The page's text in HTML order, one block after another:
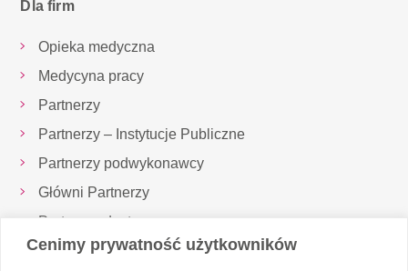
Cenimy prywatność użytkowników
Dla firm
Opieka medyczna
Medycyna pracy
Partnerzy
Partnerzy – Instytucje Publiczne
Partnerzy podwykonawcy
Główni Partnerzy
Partnerzy dostawcy
Inspektor Ochrony Danych